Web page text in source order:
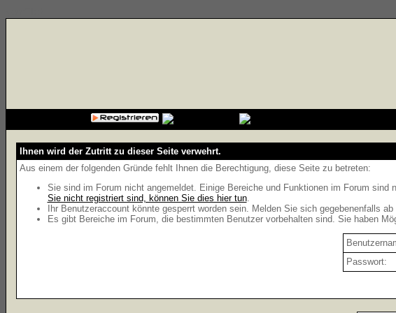
Ihnen wird der Zutritt zu dieser Seite verwehrt.
Aus einem der folgenden Gründe fehlt Ihnen die Berechtigung, diese Seite zu betreten:
Sie sind im Forum nicht angemeldet. Einige Bereiche und Funktionen im Forum
Sie nicht registriert sind, können Sie dies hier tun.
Ihr Benutzeraccount könnte gesperrt worden sein. Melden Sie sich gegebenenfalls
Es gibt Bereiche im Forum, die bestimmten Benutzer vorbehalten sind. Sie haben
Passwort: